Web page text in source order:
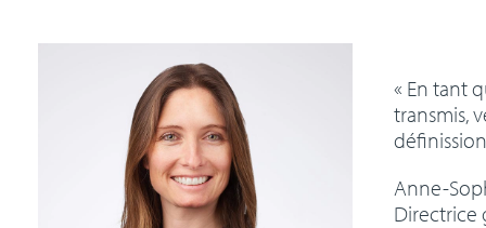
« En tant
transmis,
Anne-
Directrice